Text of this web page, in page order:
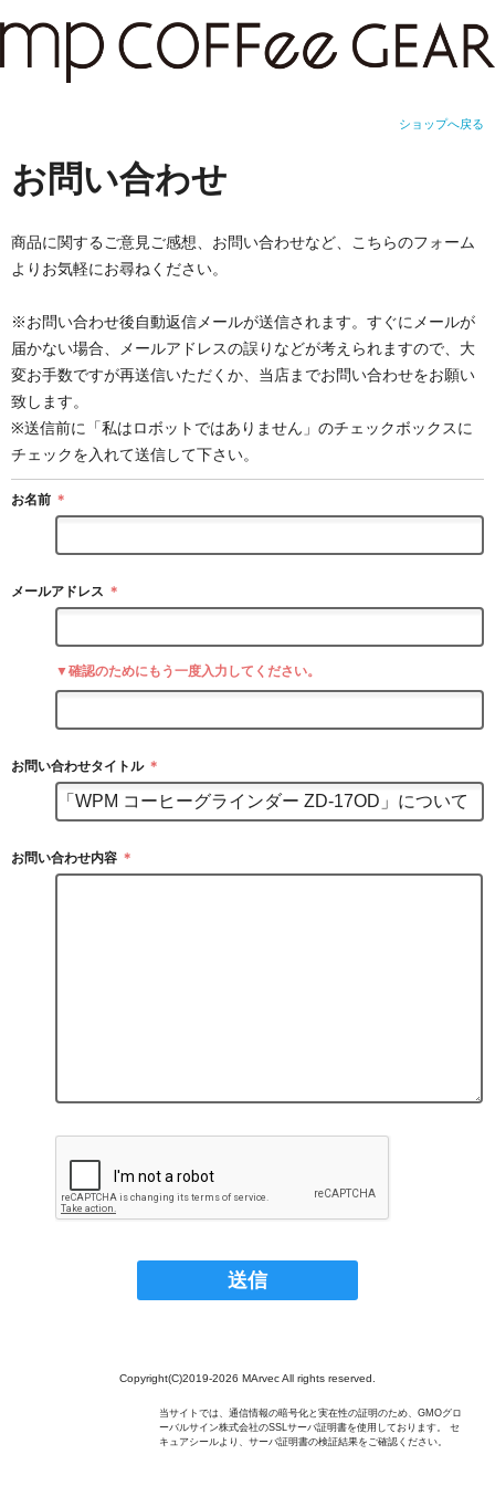
ショップへ戻る
お問い合わせ
商品に関するご意見ご感想、お問い合わせなど、こちらのフォーム
よりお気軽にお尋ねください。
※お問い合わせ後自動返信メールが送信されます。すぐにメールが
届かない場合、メールアドレスの誤りなどが考えられますので、大
変お手数ですが再送信いただくか、当店までお問い合わせをお願い
致します。
※送信前に「私はロボットではありません」のチェックボックスに
チェックを入れて送信して下さい。
お名前 ＊
メールアドレス ＊
▼確認のためにもう一度入力してください。
お問い合わせタイトル ＊
お問い合わせ内容 ＊
Copyright(C)2019-2026 MArvec All rights reserved.
当サイトでは、通信情報の暗号化と実在性の証明のため、GMOグロ
ーバルサイン株式会社のSSLサーバ証明書を使用しております。 セ
キュアシールより、サーバ証明書の検証結果をご確認ください。